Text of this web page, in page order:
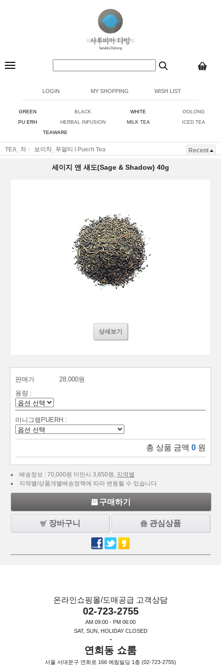
LOGIN MY SHOPPING WISH LIST
GREEN BLACK WHITE
OOLONG
PU ERH
HERBAL INFUSION MILK TEA
ICED TEA
TEAWARE
TEA_차 보이차_푸얼티 I Puerh Tea Recent
세이지 앤 섀도(Sage & Shadow) 40g
상세보기
판매가
28,000원
용량 :
미니그램PUERH :
총 상품 금액 0 원
배송정보 : 70,000원 미만시 3,650원, 지역별
지역별/상품개별배송정책에 따라 변동될 수 있습니다
구매하기
장바구니 관심상품
온라인쇼핑몰/도매공급 고객상담
02-723-2755
AM 09:00 - PM 06:00
SAT, SUN, HOLIDAY CLOSED
-
연희동 쇼룸
서울 서대문구 연희로 166 예림빌딩 1층 (02-723-2755)